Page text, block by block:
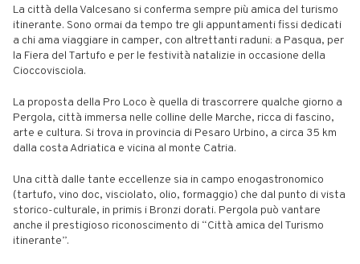
La città della Valcesano si conferma sempre più amica del turismo
itinerante. Sono ormai da tempo tre gli appuntamenti fissi dedicati
a chi ama viaggiare in camper, con altrettanti raduni: a Pasqua, per
la Fiera del Tartufo e per le festività natalizie in occasione della
Cioccovisciola.
La proposta della Pro Loco è quella di trascorrere qualche giorno a
Pergola, città immersa nelle colline delle Marche, ricca di fascino,
arte e cultura. Si trova in provincia di Pesaro Urbino, a circa 35 km
dalla costa Adriatica e vicina al monte Catria.
Una città dalle tante eccellenze sia in campo enogastronomico
(tartufo, vino doc, visciolato, olio, formaggio) che dal punto di vista
storico-culturale, in primis i Bronzi dorati. Pergola può vantare
anche il prestigioso riconoscimento di “Città amica del Turismo
itinerante”.